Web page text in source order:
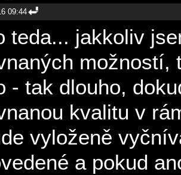
09:44
teda... jakkoliv
možností,
- tak dlouho,
kvalitu v
vyloženě
a pokud